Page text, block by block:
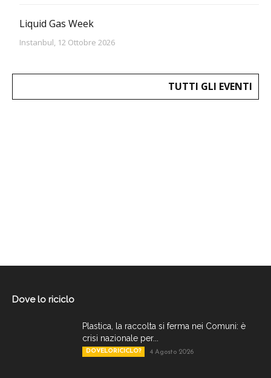
Liquid Gas Week
Instanbul, 12 Ottobre 2026
TUTTI GLI EVENTI
Dove lo riciclo
Plastica, la raccolta si ferma nei Comuni: è
crisi nazionale per...
DOVELORICICLO? 4 Agosto 2026